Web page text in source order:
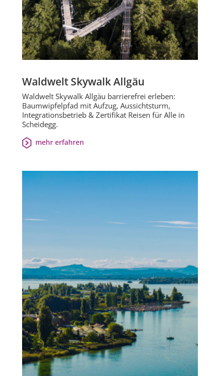
Waldwelt Skywalk Allgäu
Waldwelt Skywalk Allgäu barrierefrei erleben:
Baumwipfelpfad mit Aufzug, Aussichtsturm,
Integrationsbetrieb & Zertifikat Reisen für Alle in
Scheidegg.
mehr erfahren